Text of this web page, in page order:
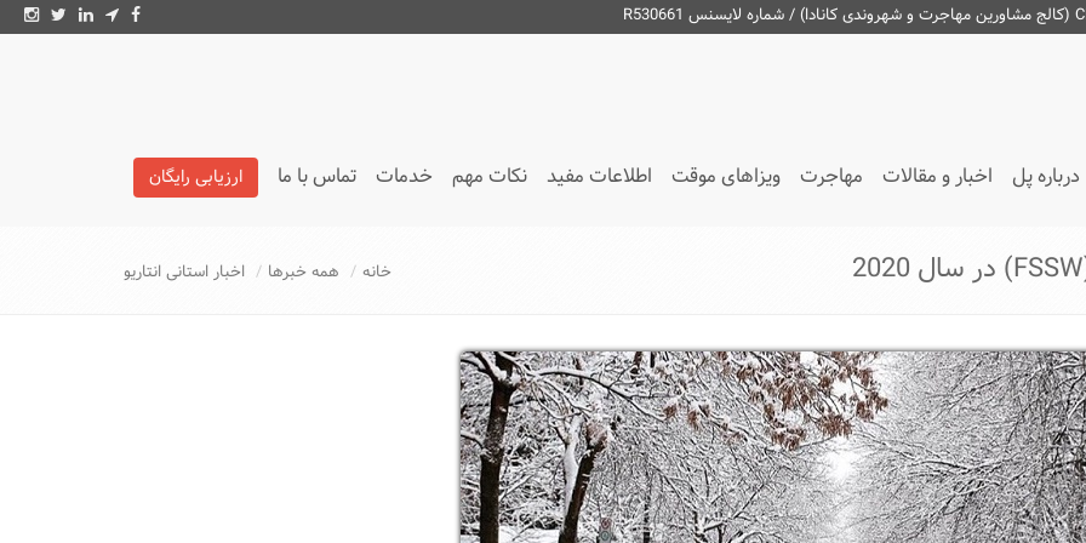
درباره پل اخبار و مقالات مهاجرت ویزاهای موقت اطلاعات مفید نکات مهم خدمات تماس با ما ارزیابی رایگان
خانه همه خبرها اخبار استانی انتاریو